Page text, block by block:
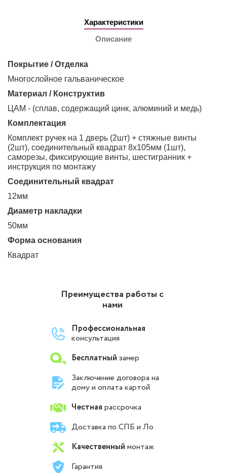
Характеристики
Описание
Покрытие / Отделка
Многослойное гальваническое
Материал / Конструктив
ЦАМ - (сплав, содержащий цинк, алюминий и медь)
Комплектация
Комплект ручек на 1 дверь (2шт) + стяжные винты
(2шт), соединительный квадрат 8х105мм (1шт),
саморезы, фиксирующие винты, шестигранник +
инструкция по монтажу
Соединительный квадрат
12мм
Диаметр накладки
50мм
Форма основания
Квадрат
Преимущества работы с
нами
Профессиональная
консультация
Бесплатный замер
Заключение договора на
дому и оплата картой
Честная рассрочка
Доставка по СПБ и Ло
Качественный монтаж
Гарантия